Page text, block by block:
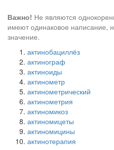
Важно! Не являются
имеют одинаковое написание,
значение.
актинобациллёз
актинограф
актиноиды
актинометр
актинометрический
актинометрия
актиномикоз
актиномицеты
актиномицины
актинотерапия